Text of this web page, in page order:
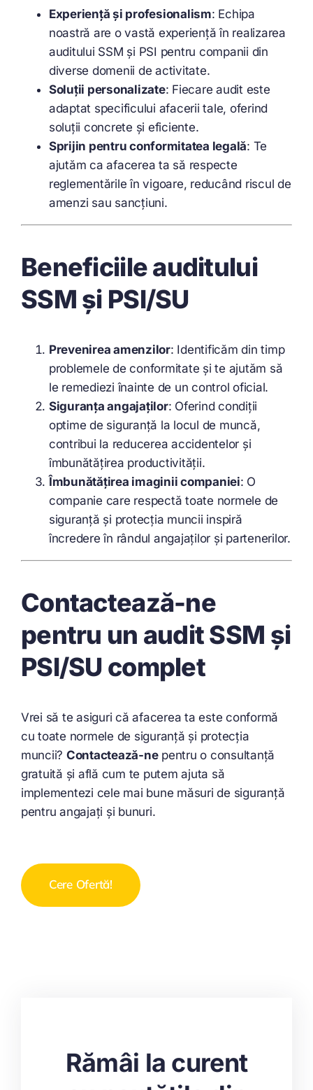
Experiență și profesionalism: Echipa
noastră are o vastă experiență în realizarea
auditului SSM și PSI pentru companii din
diverse domenii de activitate.
Soluții personalizate: Fiecare audit este
adaptat specificului afacerii tale, oferind
soluții concrete și eficiente.
Sprijin pentru conformitatea legală: Te
ajutăm ca afacerea ta să respecte
reglementările în vigoare, reducând riscul de
amenzi sau sancțiuni.
Beneficiile auditului
SSM și PSI/SU
Prevenirea amenzilor: Identificăm din timp
problemele de conformitate și te ajutăm să
le remediezi înainte de un control oficial.
Siguranța angajaților: Oferind condiții
optime de siguranță la locul de muncă,
contribui la reducerea accidentelor și
îmbunătățirea productivității.
Îmbunătățirea imaginii companiei: O
companie care respectă toate normele de
siguranță și protecția muncii inspiră
încredere în rândul angajaților și partenerilor.
Contactează-ne
pentru un audit SSM și
PSI/SU complet
Vrei să te asiguri că afacerea ta este conformă
cu toate normele de siguranță și protecția
muncii? Contactează-nepentru o consultanță
gratuită și află cum te putem ajuta să
implementezi cele mai bune măsuri de siguranță
pentru angajați și bunuri.
Cere Ofertă!
Rămâi la curent